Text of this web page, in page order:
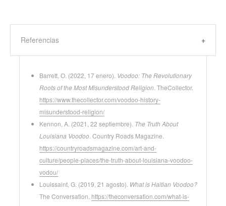
Referencias
Barrett, O. (2022, 17 enero). Voodoo: The Revolutionary
Roots of the Most Misunderstood Religion . TheCollector.
https://www.thecollector.com/voodoo-history-
misunderstood-religion/
Kennon, A. (2021, 22 septiembre). The Truth About
Louisiana Voodoo . Country Roads Magazine.
https://countryroadsmagazine.com/art-and-
culture/people-places/the-truth-about-louisiana-voodoo-
vodou/
Louissaint, G. (2019, 21 agosto). What is Haitian Voodoo?
The Conversation. https://theconversation.com/what-is-